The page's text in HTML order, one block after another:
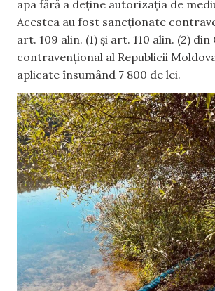
apa fără a deține autorizația de
Acestea au fost sancționate
art. 109 alin. (1) și art. 110 alin. (2) din
contravențional al Republicii
aplicate însumând 7 800 de lei.